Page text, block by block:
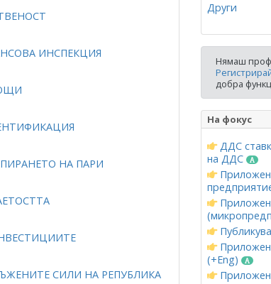
ИНСПЕКЦИЯ
НА ПАРИ
СИЛИ НА РЕПУБЛИКА
Други
Нямаш
добра
На фокус
ДДС
на ДДС
(+Eng)